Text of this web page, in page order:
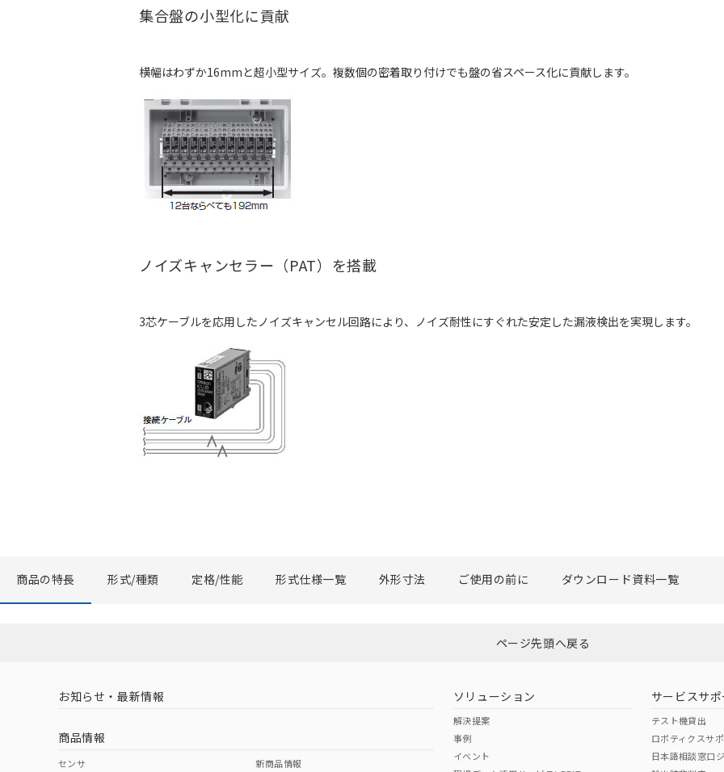
集合盤の小型化に貢献
横幅はわずか16mmと超小型サイズ。複数個の密着取り付けでも盤の省スペース化に貢献します。
ノイズキャンセラー（PAT）を搭載
3芯ケーブルを応用したノイズキャンセル回路により、ノイズ耐性にすぐれた安定した漏液検出を実現します。
商品の特長 形式/種類 定格/性能 形式仕様一覧 外形寸法 ご使用の前に ダウンロード資料一覧
ページ先頭へ戻る
お知らせ・最新情報
商品情報
センサ 新商品情報
ソリューション
解決提案
事例
イベント
サービスサポ
テスト機貸出
ロボティクスサ
日本語相談窓口